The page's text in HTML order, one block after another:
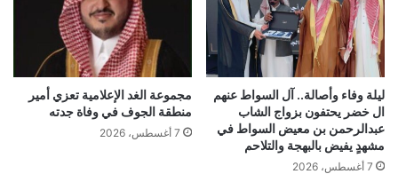
ليلة وفاء وأصالة.. آل السواط عنهم
ال خضر يحتفون بزواج الشاب
عبدالرحمن بن معيض السواط في
مشهدٍ يفيض بالبهجة والتلاحم
7 أغسطس، 2026
مجموعة الغد الإعلامية تعزي أمير
منطقة الجوف في وفاة جدته
7 أغسطس، 2026